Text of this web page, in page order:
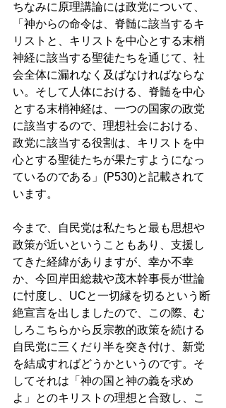
ちなみに原理講論には政党について、
「神からの命令は、脊髄に該当するキ
リストと、キリストを中心とする末梢
神経に該当する聖徒たちを通じて、社
会全体に漏れなく及ばなければならな
い。そして人体における、脊髄を中心
とする末梢神経は、一つの国家の政党
に該当するので、理想社会における、
政党に該当する役割は、キリストを中
心とする聖徒たちが果たすようになっ
ているのである」(P530)と記載されて
います。
今まで、自民党は私たちと最も思想や
政策が近いということもあり、支援し
てきた経緯がありますが、幸か不幸
か、今回岸田総裁や茂木幹事長が世論
に忖度し、UCと一切縁を切るという断
絶宣言を出しましたので、この際、む
しろこちらから反宗教的政策を続ける
自民党に三くだり半を突き付け、新党
を結成すればどうかというのです。そ
してそれは「神の国と神の義を求め
よ」とのキリストの理想と合致し、こ